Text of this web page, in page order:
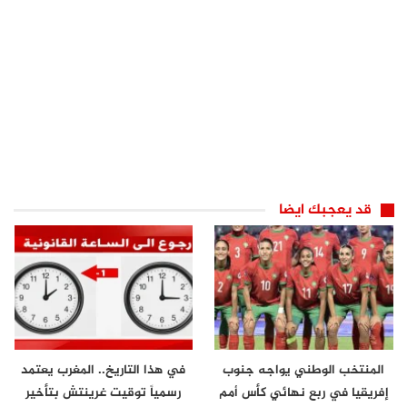
قد يعجبك ايضا
المنتخب الوطني يواجه جنوب
إفريقيا في ربع نهائي كأس أمم
في هذا التاريخ.. المغرب يعتمد
رسمياً توقيت غرينتش بتأخير